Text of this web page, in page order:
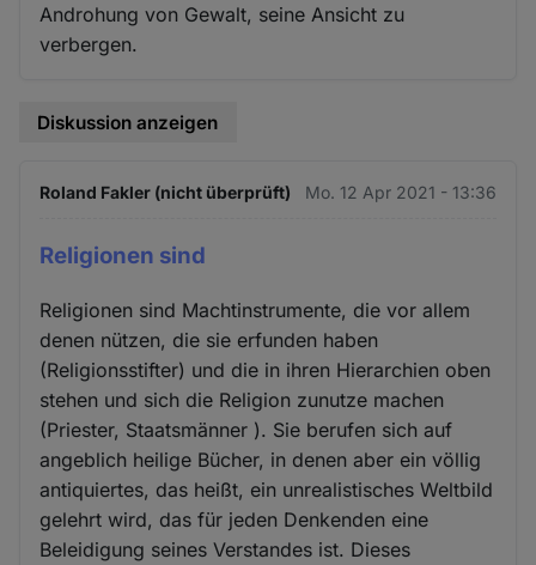
Androhung von Gewalt, seine Ansicht zu
verbergen.
Diskussion anzeigen
Roland Fakler (nicht überprüft) Mo. 12 Apr 2021 - 13:36
Religionen sind
Religionen sind Machtinstrumente, die vor allem
denen nützen, die sie erfunden haben
(Religionsstifter) und die in ihren Hierarchien oben
stehen und sich die Religion zunutze machen
(Priester, Staatsmänner ). Sie berufen sich auf
angeblich heilige Bücher, in denen aber ein völlig
antiquiertes, das heißt, ein unrealistisches Weltbild
gelehrt wird, das für jeden Denkenden eine
Beleidigung seines Verstandes ist. Dieses